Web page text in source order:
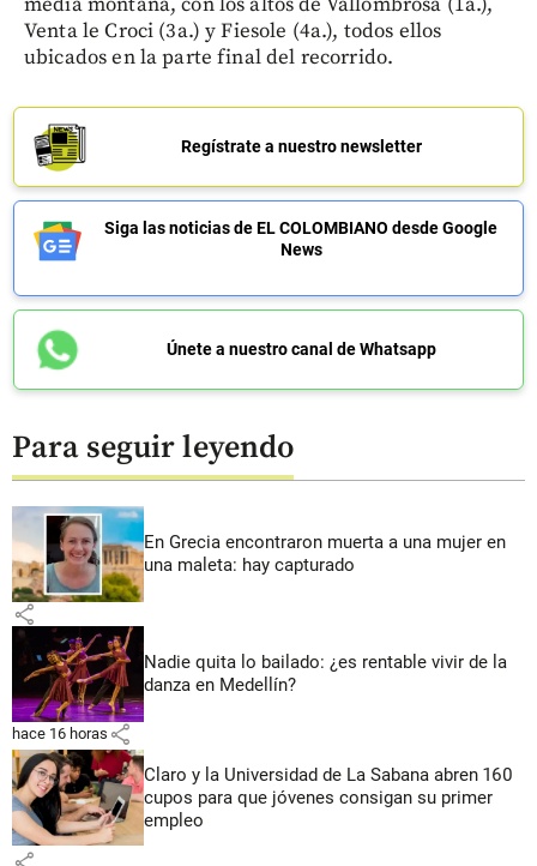
Venta le Croci (3a.) y Fiesole (4a.), todos ellos
ubicados en la parte final del recorrido.
Regístrate a nuestro newsletter
Siga las noticias de EL COLOMBIANO desde Google
News
Únete a nuestro canal de Whatsapp
Para seguir leyendo
En Grecia encontraron muerta a una mujer en
una maleta: hay capturado
share
Nadie quita lo bailado: ¿es rentable vivir de la
danza en Medellín?
hace 16 horas share
Claro y la Universidad de La Sabana abren 160
cupos para que jóvenes consigan su primer
empleo